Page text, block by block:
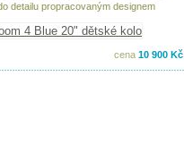
detailu propracovaným designem
cena 10 900 Kč